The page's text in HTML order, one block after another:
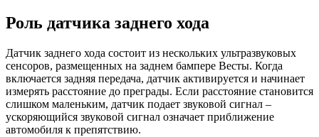
Роль датчика заднего хода
Датчик заднего хода состоит из нескольких ультразвуковых
сенсоров, размещенных на заднем бампере Весты. Когда
включается задняя передача, датчик активируется и начинает
измерять расстояние до преграды. Если расстояние становится
слишком маленьким, датчик подает звуковой сигнал –
ускоряющийся звуковой сигнал означает приближение
автомобиля к препятствию.